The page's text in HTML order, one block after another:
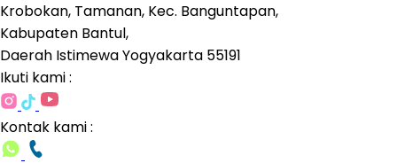
Krobokan, Tamanan, Kec. Banguntapan,
Kabupaten Bantul,
Daerah Istimewa Yogyakarta 55191
Ikuti kami :
Kontak kami :